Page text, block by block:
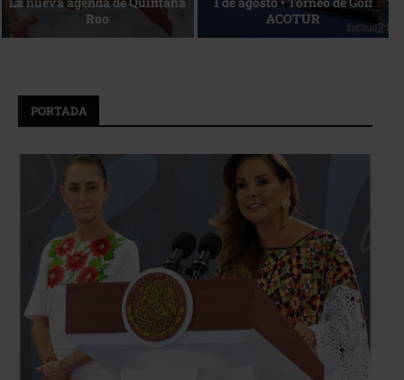
Reconocimiento de viajeros La esencia del servicio
PORTADA